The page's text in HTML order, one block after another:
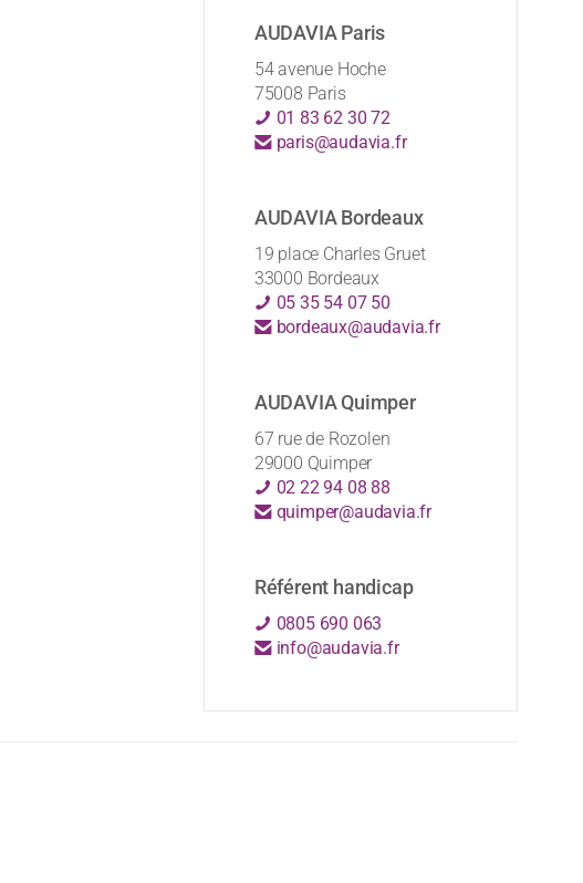
AUDAVIA Paris
54 avenue Hoche
75008 Paris
01 83 62 30 72
paris@audavia.fr
AUDAVIA Bordeaux
19 place Charles Gruet
33000 Bordeaux
05 35 54 07 50
bordeaux@audavia.fr
AUDAVIA Quimper
67 rue de Rozolen
29000 Quimper
02 22 94 08 88
quimper@audavia.fr
Référent handicap
0805 690 063
info@audavia.fr